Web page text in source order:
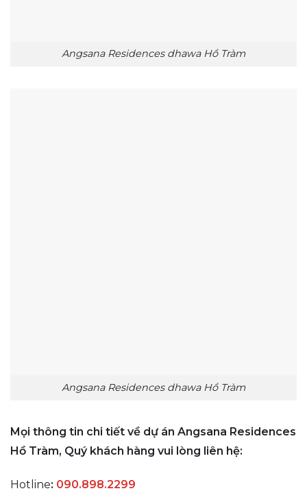
Angsana Residences dhawa Hồ Tràm
Angsana Residences dhawa Hồ Tràm
Mọi thông tin chi tiết về dự án Angsana Residences
Hồ Tràm, Quý khách hàng vui lòng liên hệ:
Hotline: 090.898.2299